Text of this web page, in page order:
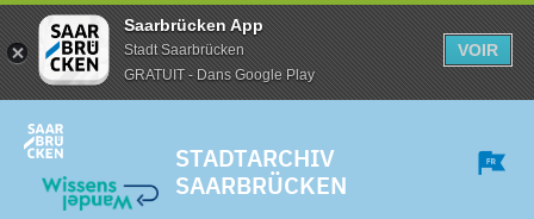
Saarbrücken App
Stadt Saarbrücken
GRATUIT - Dans Google Play
VOIR
STADTARCHIV
SAARBRÜCKEN